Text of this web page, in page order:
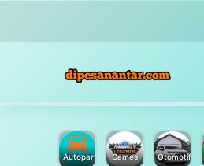
Autoparts Games Otomotif